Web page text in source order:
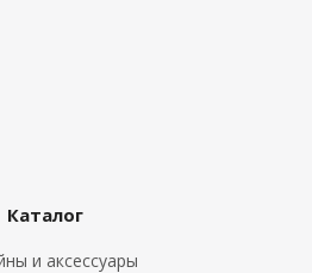
Каталог
и аксессуары